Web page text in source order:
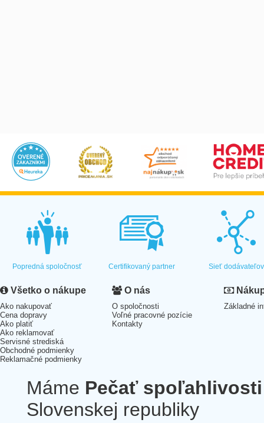
Popredná spoločnosť Certifikovaný partner Sieť dodávateľov
Všetko o nákupe
Ako nakupovať
Cena dopravy
Ako platiť
Ako reklamovať
Servisné strediská
Obchodné podmienky
Reklamačné podmienky
O nás
O spoločnosti
Voľné pracovné pozície
Kontakty
Základné
Máme Pečať spoľahlivosti
Slovenskej republiky